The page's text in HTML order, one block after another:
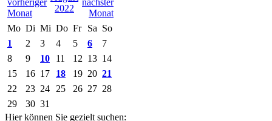
2022
Mo Di Mi Do Fr Sa So
1
2 3 4 5 6
7
8
9 10 11 12 13 14
15
16 17 18 19 20 21
22
23 24 25 26 27 28
29
30 31
Hier können Sie gezielt suchen: